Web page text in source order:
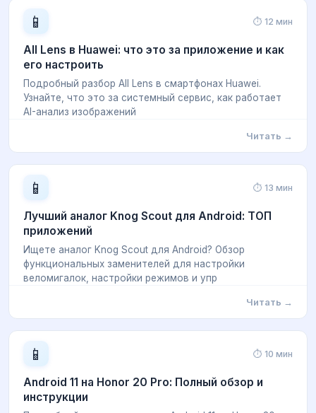
📱 ⏱ 12 мин
All Lens в Huawei: что это за приложение и как
его настроить
Подробный разбор All Lens в смартфонах Huawei.
Узнайте, что это за системный сервис, как работает
AI-анализ изображений
Читать →
📱 ⏱ 13 мин
Лучший аналог Knog Scout для Android: ТОП
приложений
Ищете аналог Knog Scout для Android? Обзор
функциональных заменителей для настройки
веломигалок, настройки режимов и упр
Читать →
📱 ⏱ 10 мин
Android 11 на Honor 20 Pro: Полный обзор и
инструкции